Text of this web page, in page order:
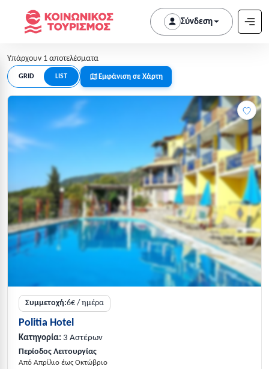
Σύνδεση
Υπάρχουν 1 αποτελέσματα
GRID LIST Εμφάνιση σε Χάρτη
Συμμετοχή:6€ / ημέρα
Politia Hotel
Κατηγορία: 3 Αστέρων
Περίοδος Λειτουργίας
Από Απρίλιο έως Οκτώβριο